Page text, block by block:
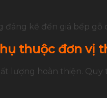
đáng kể đến giá bếp
thuộc đơn vị
lượng hoàn thiện. Quy